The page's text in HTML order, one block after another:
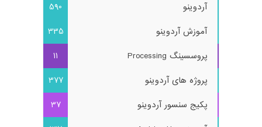
آردوینو
590
آموزش آردوینو
335
پروسسینگ Processing
11
پروژه های آردوینو
377
پکیج سنسور آردوینو
37